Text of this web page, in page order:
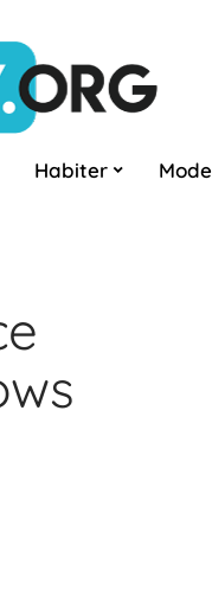
Habiter Mode